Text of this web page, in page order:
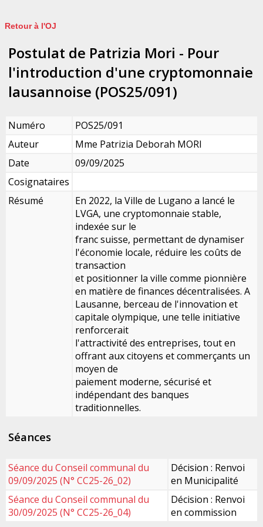
Retour à l'OJ
Postulat de Patrizia Mori - Pour
l'introduction d'une cryptomonnaie
lausannoise (POS25/091)
Numéro
POS25/091
Auteur
Mme Patrizia Deborah MORI
Date
09/09/2025
Cosignataires
Résumé
En 2022, la Ville de Lugano a lancé le
LVGA, une cryptomonnaie stable,
indexée sur le
franc suisse, permettant de dynamiser
l'économie locale, réduire les coûts de
transaction
et positionner la ville comme pionnière
en matière de finances décentralisées. A
Lausanne, berceau de l'innovation et
capitale olympique, une telle initiative
renforcerait
l'attractivité des entreprises, tout en
offrant aux citoyens et commerçants un
moyen de
paiement moderne, sécurisé et
indépendant des banques
traditionnelles.
Séances
Séance du Conseil communal du
09/09/2025 (N° CC25-26_02)
Décision : Renvoi
en Municipalité
Séance du Conseil communal du
30/09/2025 (N° CC25-26_04)
Décision : Renvoi
en commission